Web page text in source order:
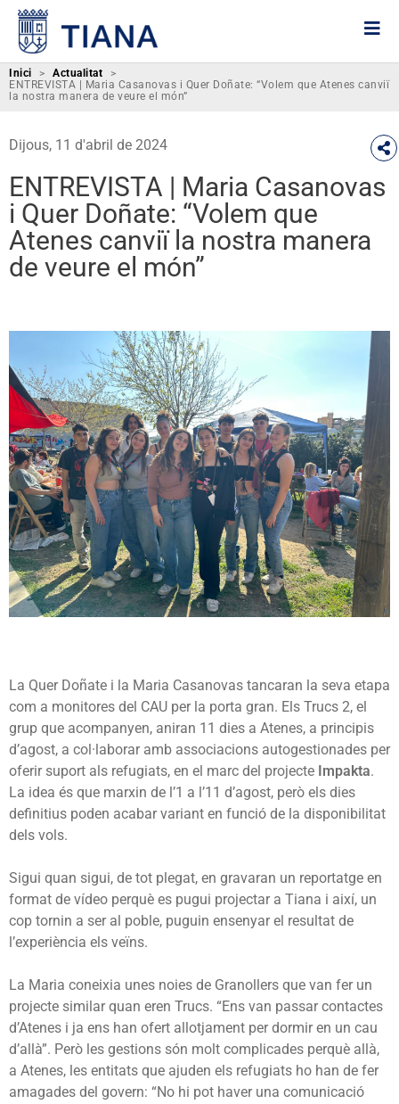
Inici > Actualitat
>
ENTREVISTA | Maria Casanovas i Quer Doñate: “Volem que Atenes canviï
la nostra manera de veure el món”
Dijous, 11 d'abril de 2024
ENTREVISTA | Maria Casanovas
i Quer Doñate: “Volem que
Atenes canviï la nostra manera
de veure el món”
La Quer Doñate i la Maria Casanovas tancaran la seva etapa
com a monitores del CAU per la porta gran. Els Trucs 2, el
grup que acompanyen, aniran 11 dies a Atenes, a principis
d’agost, a col·laborar amb associacions autogestionades per
oferir suport als refugiats, en el marc del projecte Impakta.
La idea és que marxin de l’1 a l’11 d’agost, però els dies
definitius poden acabar variant en funció de la disponibilitat
dels vols.
Sigui quan sigui, de tot plegat, en gravaran un reportatge en
format de vídeo perquè es pugui projectar a Tiana i així, un
cop tornin a ser al poble, puguin ensenyar el resultat de
l’experiència els veïns.
La Maria coneixia unes noies de Granollers que van fer un
projecte similar quan eren Trucs. “Ens van passar contactes
d’Atenes i ja ens han ofert allotjament per dormir en un cau
d’allà”. Però les gestions són molt complicades perquè allà,
a Atenes, les entitats que ajuden els refugiats ho han de fer
amagades del govern: “No hi pot haver una comunicació